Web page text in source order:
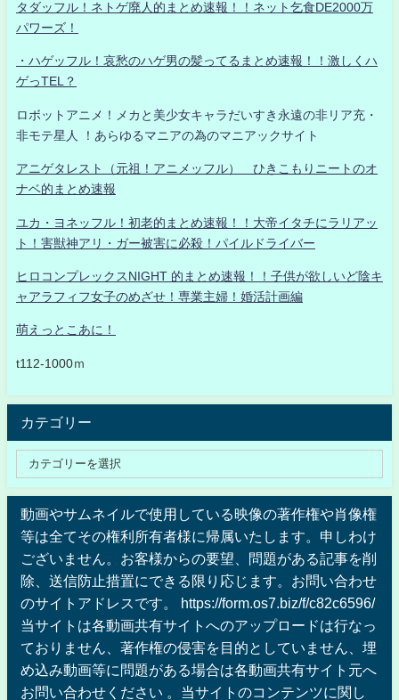
タダッフル！ネトゲ廃人的まとめ速報！！ネット乞食DE2000万
パワーズ！
・ハゲッフル！哀愁のハゲ男の髪ってるまとめ速報！！激しくハ
ゲっTEL？
ロボットアニメ！メカと美少女キャラだいすき永遠の非リア充・
非モテ星人 ！あらゆるマニアの為のマニアックサイト
アニゲタレスト（元祖！アニメッフル） ひきこもりニートのオ
ナベ的まとめ速報
ユカ・ヨネッフル！初老的まとめ速報！！大帝イタチにラリアッ
ト！害獣神アリ・ガー被害に必殺！パイルドライバー
ヒロコンプレックスNIGHT 的まとめ速報！！子供が欲しいど陰キ
ャアラフィフ女子のめざせ！専業主婦！婚活計画編
萌えっとこあに！
t112-1000ｍ
カテゴリー
動画やサムネイルで使用している映像の著作権や肖像権
等は全てその権利所有者様に帰属いたします。申しわけ
ございません。お客様からの要望、問題がある記事を削
除、送信防止措置にできる限り応じます。お問い合わせ
のサイトアドレスです。 https://form.os7.biz/f/c82c6596/
当サイトは各動画共有サイトへのアップロードは行なっ
ておりません、著作権の侵害を目的としていません、埋
め込み動画等に問題がある場合は各動画共有サイト元へ
お問い合わせください 。当サイトのコンテンツに関し